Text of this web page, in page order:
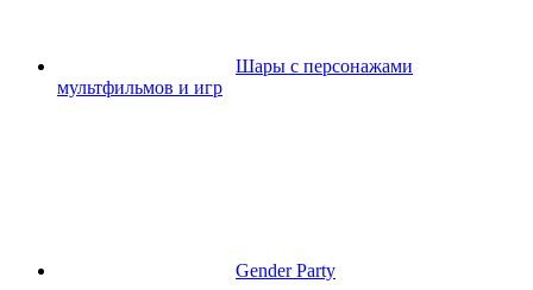
Шары с персонажами
мультфильмов и игр
Gender Party